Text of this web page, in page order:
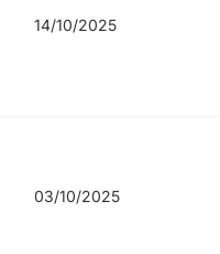
14/10/2025
03/10/2025